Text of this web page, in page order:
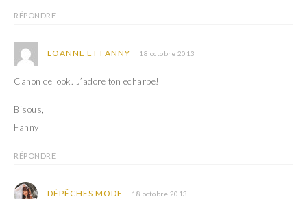
RÉPONDRE
LOANNE ET FANNY 18 octobre 2013
Canon ce look. J’adore ton echarpe!
Bisous,
Fanny
RÉPONDRE
DÉPÊCHES MODE 18 octobre 2013